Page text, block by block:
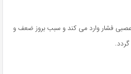
فشار وارد می کند و سبب بروز ضعف و